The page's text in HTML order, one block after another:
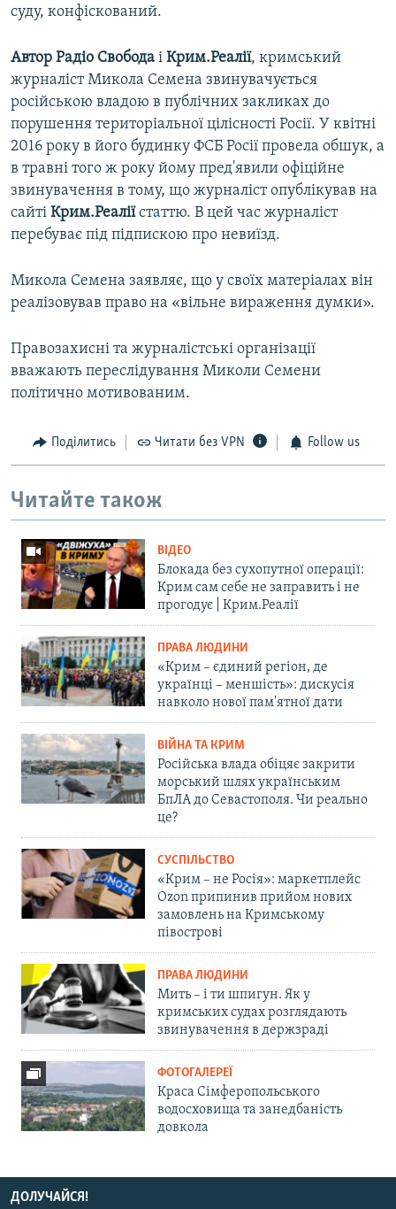
суду, конфіскований.
Автор Радіо Свобода і Крим.Реалії, кримський
журналіст Микола Семена звинувачується
російською владою в публічних закликах до
порушення територіальної цілісності Росії. У квітні
2016 року в його будинку ФСБ Росії провела обшук, а
в травні того ж року йому пред'явили офіційне
звинувачення в тому, що журналіст опублікував на
сайті Крим.Реаліїстаттю. В цей час журналіст
перебуває під підпискою про невиїзд.
Микола Семена заявляє, що у своїх матеріалах він
реалізовував право на «вільне вираження думки».
Правозахисні та журналістські організації
вважають переслідування Миколи Семени
політично мотивованим.
Поділитись Читати без VPN Follow us
Читайте також
ВІДЕО
Блокада без сухопутної операції:
Крим сам себе не заправить і не
прогодує | Крим.Реалії
ПРАВА ЛЮДИНИ
«Крим – єдиний регіон, де
українці – меншість»: дискусія
навколо нової пам'ятної дати
ВІЙНА ТА КРИМ
Російська влада обіцяє закрити
морський шлях українським
БпЛА до Севастополя. Чи реально
це?
СУСПІЛЬСТВО
«Крим – не Росія»: маркетплейс
Ozon припинив прийом нових
замовлень на Кримському
півострові
ПРАВА ЛЮДИНИ
Мить – і ти шпигун. Як у
кримських судах розглядають
звинувачення в держзраді
ФОТОГАЛЕРЕЇ
Краса Сімферопольського
водосховища та занедбаність
довкола
ДОЛУЧАЙСЯ!